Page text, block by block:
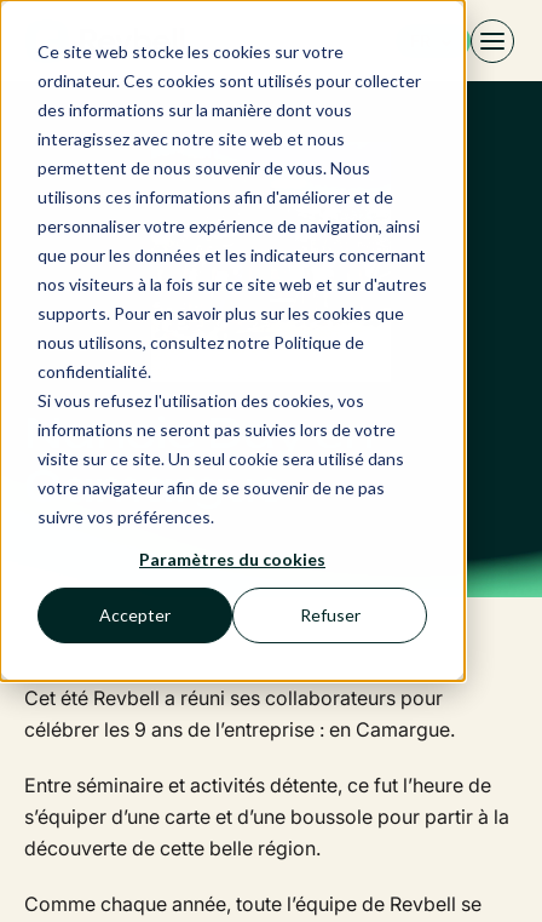
Ce site web stocke les cookies sur votre
ordinateur. Ces cookies sont utilisés pour collecter
des informations sur la manière dont vous
interagissez avec notre site web et nous
permettent de nous souvenir de vous. Nous
utilisons ces informations afin d'améliorer et de
personnaliser votre expérience de navigation, ainsi
que pour les données et les indicateurs concernant
nos visiteurs à la fois sur ce site web et sur d'autres
supports. Pour en savoir plus sur les cookies que
nous utilisons, consultez notre Politique de
confidentialité.
Si vous refusez l'utilisation des cookies, vos
informations ne seront pas suivies lors de votre
visite sur ce site. Un seul cookie sera utilisé dans
votre navigateur afin de se souvenir de ne pas
suivre vos préférences.
Paramètres du cookies
Accepter Refuser
Aller
contenu
Nancie Day en
Camargue
Cet été Revbell a réuni ses collaborateurs pour
célébrer les 9 ans de l’entreprise : en Camargue.
Entre séminaire et activités détente, ce fut l’heure de
s’équiper d’une carte et d’une boussole pour partir à la
découverte de cette belle région.
Comme chaque année, toute l’équipe de Revbell se